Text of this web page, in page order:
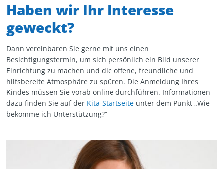
Haben wir Ihr Interesse
geweckt?
Dann vereinbaren Sie gerne mit uns einen
Besichtigungstermin, um sich persönlich ein Bild unserer
Einrichtung zu machen und die offene, freundliche und
hilfsbereite Atmosphäre zu spüren. Die Anmeldung Ihres
Kindes müssen Sie vorab online durchführen. Informationen
dazu finden Sie auf der Kita-Startseite unter dem Punkt „Wie
bekomme ich Unterstützung?“